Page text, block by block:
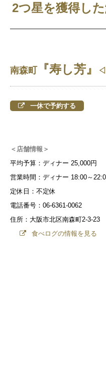
2つ星を獲得し
南森町 『寿し芳』 ◁
一休で予約する
＜店舗情報＞
平均予算：ディナー 25,000円
営業時間：ディナー 18:00～
定休日：不定休
電話番号：06-6361-0062
住所：大阪市北区南森町2-3-23
食べログの情報を見る